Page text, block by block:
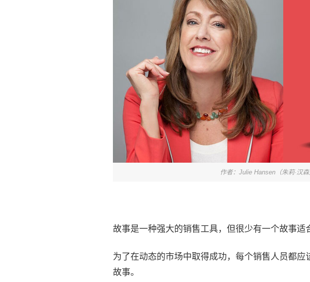
作者：Julie Hansen（朱莉·汉
故事是一种强大的销售工具，但很少有一个故事适
为了在动态的市场中取得成功，每个销售人员都
故事。